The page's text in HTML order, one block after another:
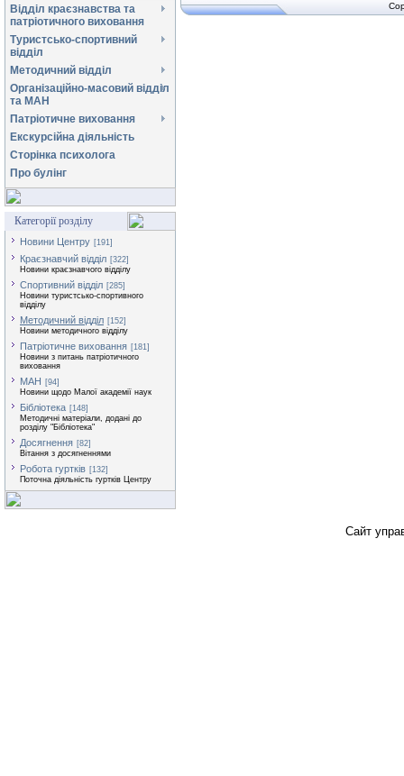
Відділ краєзнавства та
патріотичного виховання
Туристсько-спортивний
відділ
Методичний відділ
Організаційно-масовий відділ
та МАН
Патріотичне виховання
Екскурсійна діяльність
Сторінка психолога
Про булінг
Категорії розділу
Новини Центру [191]
Краєзнавчий відділ [322]
Новини краєзнавчого відділу
Спортивний відділ [285]
Новини туристсько-спортивного
відділу
Методичний відділ [152]
Новини методичного відділу
Патріотичне виховання [181]
Новини з питань патріотичного
виховання
МАН [94]
Новини щодо Малої академії наук
Бібліотека [148]
Методичні матеріали, додані до
розділу "Бібліотека"
Досягнення [82]
Вітання з досягненнями
Робота гуртків [132]
Поточна діяльність гуртків Центру
Сайт